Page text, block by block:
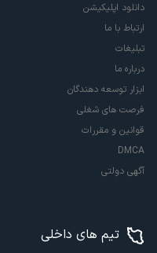
دانلود اپلیکیشن
ارتباط با ما
تبلیغات
درباره ما
ابزار توسعه دهندگان
فرصت های شغلی
قوانین و مقررات
DMCA
آگهی دولتی
تیم های داخلی